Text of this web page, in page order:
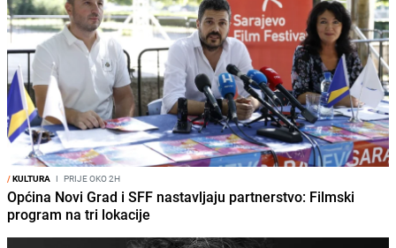
/KULTURA I PRIJE OKO 2H
Općina Novi Grad i SFF nastavljaju partnerstvo: Filmski
program na tri lokacije